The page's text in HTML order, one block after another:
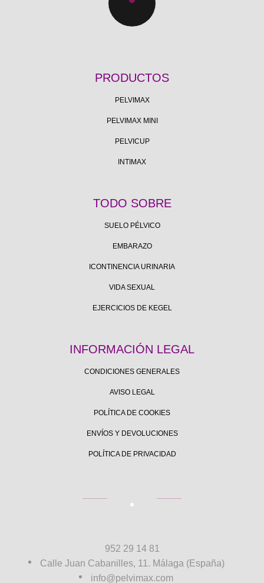
PRODUCTOS
PELVIMAX
PELVIMAX MINI
PELVICUP
INTIMAX
TODO SOBRE
SUELO PÉLVICO
EMBARAZO
ICONTINENCIA URINARIA
VIDA SEXUAL
EJERCICIOS DE KEGEL
INFORMACIÓN LEGAL
CONDICIONES GENERALES
AVISO LEGAL
POLÍTICA DE COOKIES
ENVÍOS Y DEVOLUCIONES
POLÍTICA DE PRIVACIDAD
952 29 14 81
Calle Juan Cabanilles, 11. Málaga (España)
info@pelvimax.com